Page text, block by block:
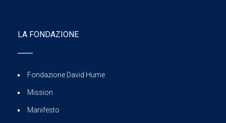
LA FONDAZIONE
Fondazione David Hume
Mission
Manifesto